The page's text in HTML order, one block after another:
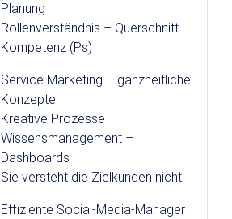
Planung
Rollenverständnis – Querschnitt-
Kompetenz (Ps)
Service Marketing – ganzheitliche
Konzepte
Kreative Prozesse
Wissensmanagement –
Dashboards
Sie versteht die Zielkunden nicht
Effiziente Social-Media-Manager